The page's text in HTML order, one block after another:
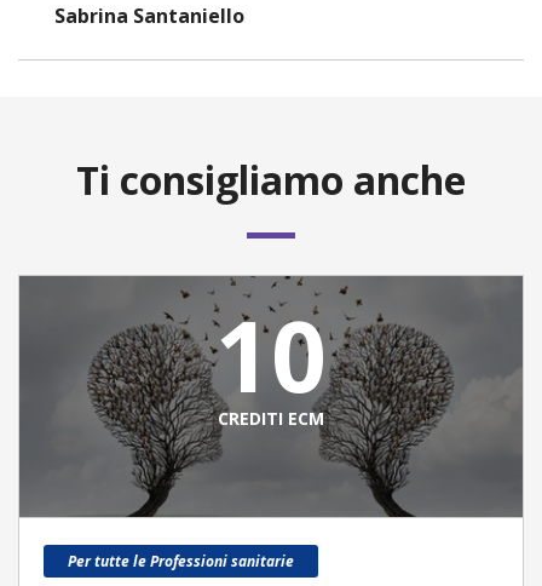
Sabrina Santaniello
Ti consigliamo anche
10
CREDITI ECM
Per tutte le Professioni sanitarie